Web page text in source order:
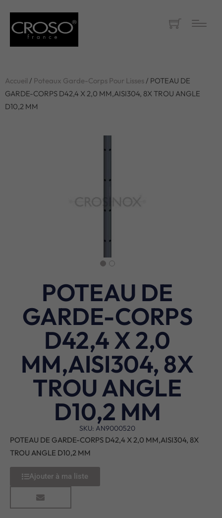
Accueil / Poteaux Garde-Corps Pour Lisses/ POTEAU DE
GARDE-CORPS D42,4 X 2,0 MM,AISI304, 8X TROU ANGLE
D10,2 MM
POTEAU DE
GARDE-CORPS
D42,4 X 2,0
MM,AISI304, 8X
TROU ANGLE
D10,2 MM
SKU: AN9000520
POTEAU DE GARDE-CORPS D42,4 X 2,0 MM,AISI304, 8X
TROU ANGLE D10,2 MM
Ajouter à ma liste